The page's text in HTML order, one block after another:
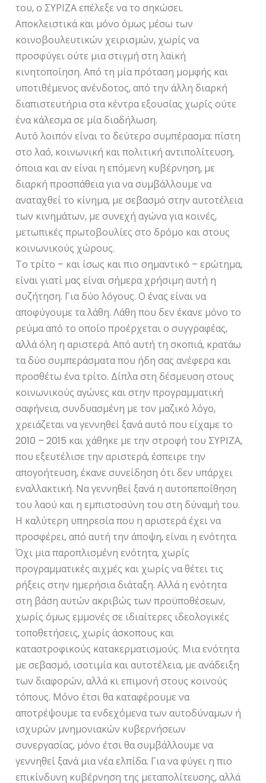
του, ο ΣΥΡΙΖΑ επέλεξε να το σηκώσει.
Αποκλειστικά και μόνο όμως μέσω των
κοινοβουλευτικών χειρισμών, χωρίς να
προσφύγει ούτε μια στιγμή στη λαϊκή
κινητοποίηση. Από τη μία πρόταση μομφής και
υποτιθέμενος ανένδοτος, από την άλλη διαρκή
διαπιστευτήρια στα κέντρα εξουσίας χωρίς ούτε
ένα κάλεσμα σε μία διαδήλωση.
Αυτό λοιπόν είναι το δεύτερο συμπέρασμα: πίστη
στο λαό, κοινωνική και πολιτική αντιπολίτευση,
όποια και αν είναι η επόμενη κυβέρνηση, με
διαρκή προσπάθεια για να συμβάλλουμε να
αναταχθεί το κίνημα, με σεβασμό στην αυτοτέλεια
των κινημάτων, με συνεχή αγώνα για κοινές,
μετωπικές πρωτοβουλίες στο δρόμο και στους
κοινωνικούς χώρους.
Το τρίτο – και ίσως και πιο σημαντικό – ερώτημα,
είναι γιατί μας είναι σήμερα χρήσιμη αυτή η
συζήτηση. Για δύο λόγους. Ο ένας είναι να
αποφύγουμε τα λάθη. Λάθη που δεν έκανε μόνο το
ρεύμα από το οποίο προέρχεται ο συγγραφέας,
αλλά όλη η αριστερά. Από αυτή τη σκοπιά, κρατάω
τα δύο συμπεράσματα που ήδη σας ανέφερα και
προσθέτω ένα τρίτο. Δίπλα στη δέσμευση στους
κοινωνικούς αγώνες και στην προγραμματική
σαφήνεια, συνδυασμένη με τον μαζικό λόγο,
χρειάζεται να γεννηθεί ξανά αυτό που είχαμε το
2010 – 2015 και χάθηκε με την στροφή του ΣΥΡΙΖΑ,
που εξευτέλισε την αριστερά, έσπειρε την
απογοήτευση, έκανε συνείδηση ότι δεν υπάρχει
εναλλακτική. Να γεννηθεί ξανά η αυτοπεποίθηση
του λαού και η εμπιστοσύνη του στη δύναμή του.
Η καλύτερη υπηρεσία που η αριστερά έχει να
προσφέρει, από αυτή την άποψη, είναι η ενότητα.
Όχι μια παροπλισμένη ενότητα, χωρίς
προγραμματικές αιχμές και χωρίς να θέτει τις
ρήξεις στην ημερήσια διάταξη. Αλλά η ενότητα
στη βάση αυτών ακριβώς των προϋποθέσεων,
χωρίς όμως εμμονές σε ιδιαίτερες ιδεολογικές
τοποθετήσεις, χωρίς άσκοπους και
καταστροφικούς κατακερματισμούς. Μια ενότητα
με σεβασμό, ισοτιμία και αυτοτέλεια, με ανάδειξη
των διαφορών, αλλά κι επιμονή στους κοινούς
τόπους. Μόνο έτσι θα καταφέρουμε να
αποτρέψουμε τα ενδεχόμενα των αυτοδύναμων ή
ισχυρών μνημονιακών κυβερνήσεων
συνεργασίας, μόνο έτσι θα συμβάλλουμε να
γεννηθεί ξανά μια νέα ελπίδα. Για να φύγει η πιο
επικίνδυνη κυβέρνηση της μεταπολίτευσης, αλλά